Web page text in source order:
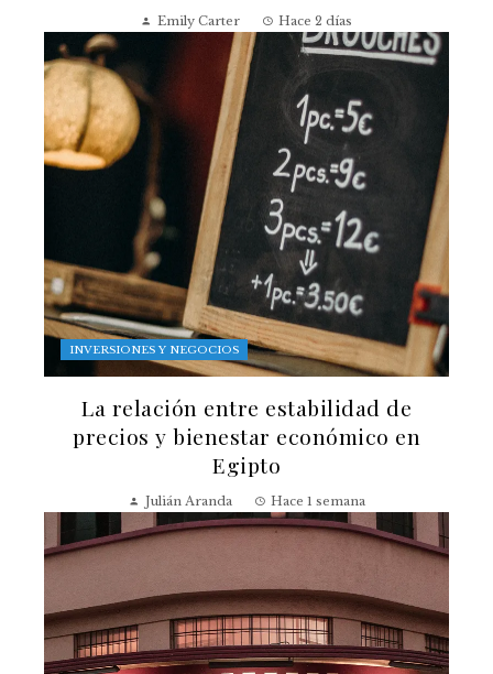
Emily Carter Hace 2 días
INVERSIONES Y NEGOCIOS
La relación entre estabilidad de
precios y bienestar económico en
Egipto
Julián Aranda Hace 1 semana